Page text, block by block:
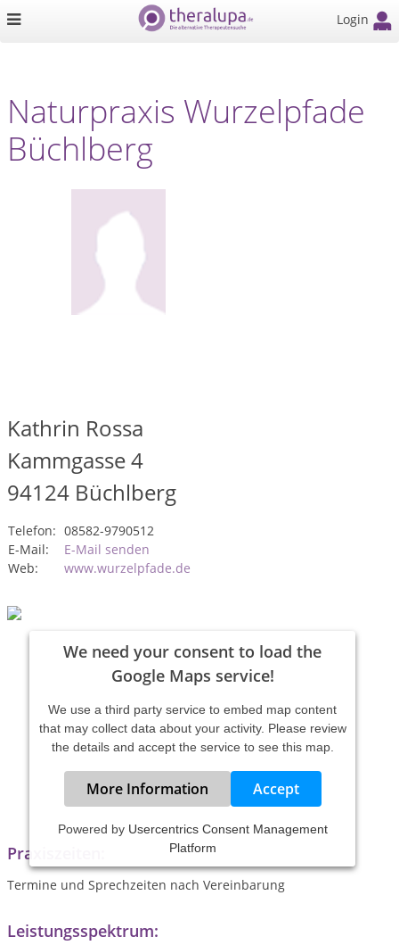
Login
Naturpraxis Wurzelpfade
Büchlberg
Kathrin Rossa
Kammgasse 4
94124 Büchlberg
Telefon: 08582-9790512
E-Mail:
E-Mail senden
Web:
www.wurzelpfade.de
We need your consent to load the
Google Maps service!
We use a third party service to embed map content
that may collect data about your activity. Please review
the details and accept the service to see this map.
More Information Accept
Powered by Usercentrics Consent Management
Platform
Praxiszeiten:
Termine und Sprechzeiten nach Vereinbarung
Leistungsspektrum: